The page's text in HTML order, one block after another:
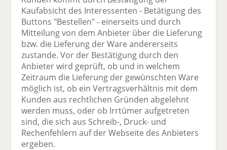
Kaufabsicht des Interessenten - Betätigung des
Buttons "Bestellen" - einerseits und durch
Mitteilung von dem Anbieter über die Lieferung
bzw. die Lieferung der Ware andererseits
zustande. Vor der Bestätigung durch den
Anbieter wird geprüft, ob und in welchem
Zeitraum die Lieferung der gewünschten Ware
möglich ist, ob ein Vertragsverhältnis mit dem
Kunden aus rechtlichen Gründen abgelehnt
werden muss, oder ob Irrtümer aufgetreten
sind, die sich aus Schreib-, Druck- und
Rechenfehlern auf der Webseite des Anbieters
ergeben.